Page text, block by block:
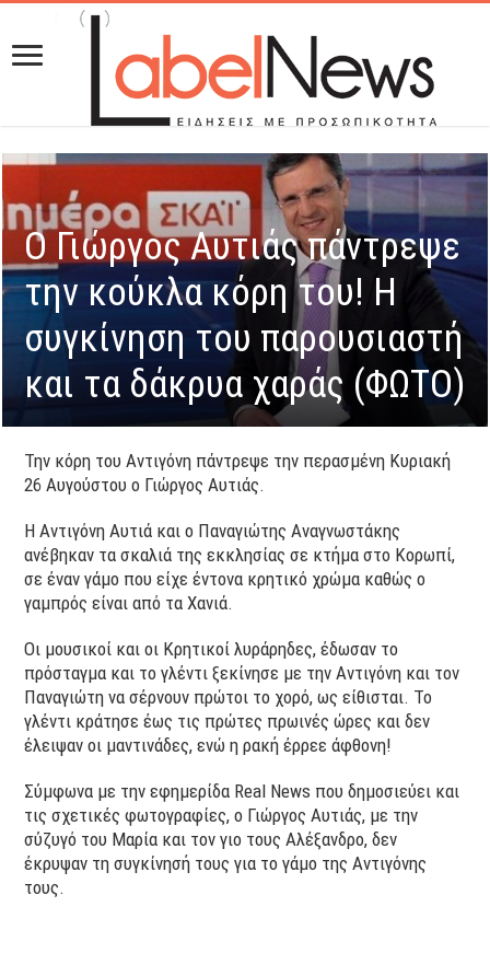
Ο Γιώργος Αυτιάς πάντρεψε
την κούκλα κόρη του! Η
συγκίνηση του παρουσιαστή
και τα δάκρυα χαράς (ΦΩΤΟ)
Την κόρη του Αντιγόνη πάντρεψε την περασμένη Κυριακή
26 Αυγούστου ο Γιώργος Αυτιάς.
Η Αντιγόνη Αυτιά και ο Παναγιώτης Αναγνωστάκης
ανέβηκαν τα σκαλιά της εκκλησίας σε κτήμα στο Κορωπί,
σε έναν γάμο που είχε έντονα κρητικό χρώμα καθώς ο
γαμπρός είναι από τα Χανιά.
Οι μουσικοί και οι Κρητικοί λυράρηδες, έδωσαν το
πρόσταγμα και το γλέντι ξεκίνησε με την Αντιγόνη και τον
Παναγιώτη να σέρνουν πρώτοι το χορό, ως είθισται. Το
γλέντι κράτησε έως τις πρώτες πρωινές ώρες και δεν
έλειψαν οι μαντινάδες, ενώ η ρακή έρρεε άφθονη!
Σύμφωνα με την εφημερίδα Real News που δημοσιεύει και
τις σχετικές φωτογραφίες, ο Γιώργος Αυτιάς, με την
σύζυγό του Μαρία και τον γιο τους Αλέξανδρο, δεν
έκρυψαν τη συγκίνησή τους για το γάμο της Αντιγόνης
τους.